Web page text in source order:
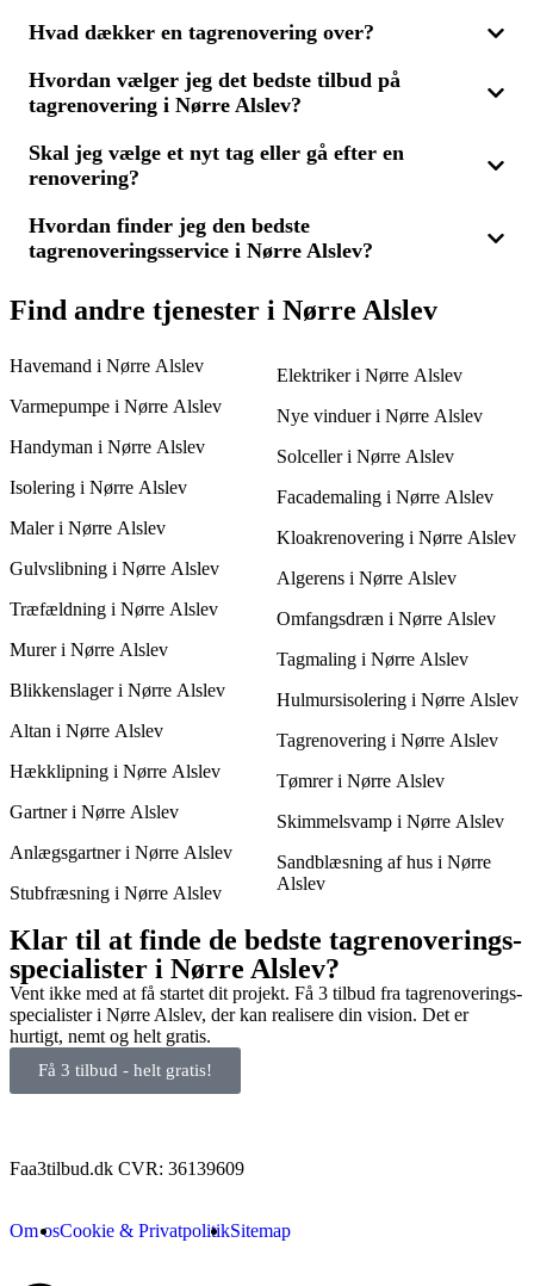
Ved at få 3 tilbud er det lettere at vurdere priser og tilbud. Husk
løsning, der både holder og er til at betale.
Det kan være tid til en tagrenovering, hvis du ser tegn på
taget gammelt eller ikke længere funktionelt, kan en renovering
give det forlænget levetid samt forbedre boligens
ideelle løsning til dit tag.
Hvad dækker en tagrenovering over?
Tagrenovering kan variere fra mindre reparationer som
udskiftning af enkelte tagsten til en komplet fornyelse af hele
for at øge energieffektiviteten. Ved at få 3 tilbud kan du få
indsigt i, hvad dit tag behøver, og vælge den mest passende
Hvordan vælger jeg det bedste tilbud på
tagrenovering i Nørre Alslev?
Når du vælger det bedste tilbud på tagrenovering i Nørre
Alslev, er det vigtigt ikke kun at se på prisen. Kvaliteten af det
betragtning. Med 3 tilbud kan du vurdere forskellige
muligheder og beslutte dig for, hvilken løsning der bedst
opfylder dine behov for pris og kvalitet.
Skal jeg vælge et nyt tag eller gå efter en
renovering?
Hvis dit tag er meget gammelt eller har større skader, kan et nyt
tag være nødvendigt frem for en renovering. Det afhænger af
tagfirmaer for at finde ud af, om en komplet udskiftning eller en
renovering er det rigtige for dig.
Hvordan finder jeg den bedste
tagrenoveringsservice i Nørre Alslev?
For at finde den bedste tagrenoveringsservice i Nørre Alslev,
bør du sammenligne flere tilbud. Indhent 3 tilbud fra forskellige
vælge en service, som kan udføre holdbare løsninger, så dit tag
Find andre tjenester i Nørre Alslev
Havemand i Nørre Alslev
Varmepumpe i Nørre Alslev
Handyman i Nørre Alslev
Isolering i Nørre Alslev
Maler i Nørre Alslev
Gulvslibning i Nørre Alslev
Træfældning i Nørre Alslev
Murer i Nørre Alslev
Blikkenslager i Nørre Alslev
Altan i Nørre Alslev
Hækklipning i Nørre Alslev
Gartner i Nørre Alslev
Anlægsgartner i Nørre Alslev
Stubfræsning i Nørre Alslev
Elektriker i Nørre Alslev
Nye vinduer i Nørre Alslev
Solceller i Nørre Alslev
Facademaling i Nørre Alslev
Kloakrenovering i Nørre Alslev
Algerens i Nørre Alslev
Omfangsdræn i Nørre Alslev
Tagmaling i Nørre Alslev
Hulmursisolering i Nørre Alslev
Tagrenovering i Nørre Alslev
Tømrer i Nørre Alslev
Skimmelsvamp i Nørre Alslev
Sandblæsning af hus i Nørre
Alslev
Klar til at finde de bedste tagrenoverings-
specialister i Nørre Alslev?
Vent ikke med at få startet dit projekt. Få 3 tilbud fra tagrenoverings-
specialister i Nørre Alslev, der kan realisere din vision. Det er
hurtigt, nemt og helt gratis.
Få 3 tilbud - helt gratis!
Faa3tilbud.dk CVR: 36139609
Om osCookie & PrivatpolitikSitemap